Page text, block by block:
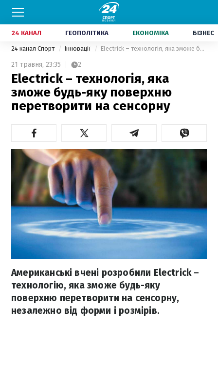
24 КАНАЛ ГЕОПОЛІТИКА ЕКОНОМІКА БІЗНЕС
24 канал Спорт Інновації Electrick – технологія, яка зможе будь-яку поверхню перетворити на сенсорну
21 травня, 23:35 2
Electrick – технологія, яка
зможе будь-яку поверхню
перетворити на сенсорну
Американські вчені розробили Electrick –
технологію, яка зможе будь-яку
поверхню перетворити на сенсорну,
незалежно від форми і розмірів.